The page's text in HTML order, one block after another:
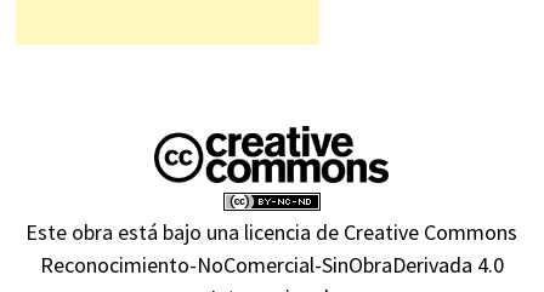
Este obra está bajo una licencia de Creative Commons
Reconocimiento-NoComercial-SinObraDerivada 4.0